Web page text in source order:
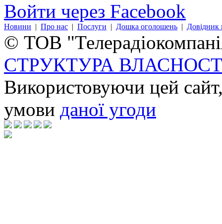
Войти через Facebook
Новини | Про нас | Послуги | Дошка оголошень | Довідник
© ТОВ
СТРУКТУРА
Використовуючи цей
умови даної угоди